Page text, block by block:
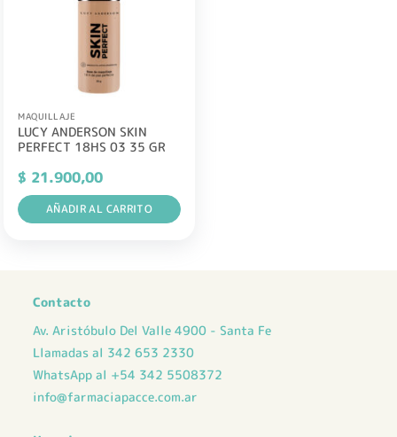
MAQUILLAJE
LUCY ANDERSON SKIN
PERFECT 18HS 03 35 GR
$ 21.900,00
AÑADIR AL CARRITO
Contacto
Av. Aristóbulo Del Valle 4900 - Santa Fe
Llamadas al 342 653 2330
WhatsApp al +54 342 5508372
info@farmaciapacce.com.ar